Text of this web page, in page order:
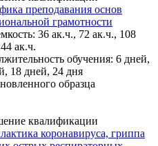
преподавания основ
грамотности
36 ак.ч., 72 ак.ч., 108
ак.ч.
обучения: 6 дней,
18 дней, 24 дня
образца
квалификации
коронавируса, гриппа